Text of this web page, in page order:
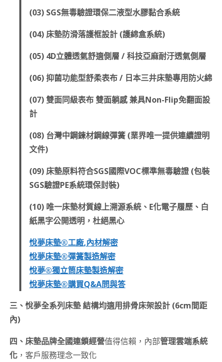
(03) SGS無毒驗證環保二液型水膠黏合系統
(04) 床墊防滑落護框設計 (護綿盒系統)
(05) 4D立體透氣舒適側層 / 科技亞麻耐汙透氣側層
(06) 抑菌功能型舒柔表布 / 日本三井床墊專用防火綿
(07) 雙面同級表布 雙面躺感 兼具Non-Flip免翻面設
計
(08) 台灣中鋼鍊材鋼線彈簧 (業界唯一提供連續證明
文件)
(09) 床墊原料符合SGS國際VOC標準無毒驗證 (包裝
SGS驗證PE系統環保封裝)
(10) 唯一床墊材質線上溯源系統、E化電子履歷、白
紙黑字公開透明，杜絕黑心
悅夢床墊®工廠,內材解密
悅夢床墊®彈簧製造解密
悅夢®獨立筒床墊製造解密
悅夢床墊®購買Q&A問與答
三、悅夢全系列床墊 結構均適用排骨床架設計 (6cm間距
內)
四、床墊品牌全國連鎖經營值得信賴，內部管理雲端系統
化，客戶服務理念一致化